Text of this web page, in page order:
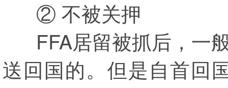
② 不被关押
FFA居留被抓后，一
送回国的。但是自首回